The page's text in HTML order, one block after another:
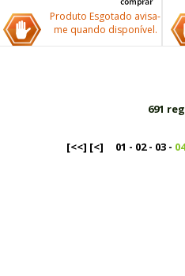
Produto Esgotado avisa-
me quando disponível.
691
[<<] [<] 01 - 02 - 03 - 04